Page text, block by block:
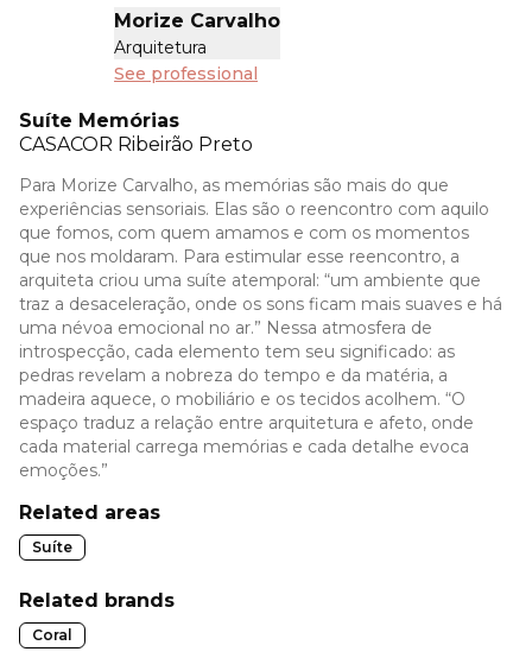
Morize Carvalho
Arquitetura
See professional
Suíte Memórias
CASACOR Ribeirão Preto
Para Morize Carvalho, as memórias são mais do que
experiências sensoriais. Elas são o reencontro com aquilo
que fomos, com quem amamos e com os momentos
que nos moldaram. Para estimular esse reencontro, a
arquiteta criou uma suíte atemporal: “um ambiente que
traz a desaceleração, onde os sons ficam mais suaves e há
uma névoa emocional no ar.” Nessa atmosfera de
introspecção, cada elemento tem seu significado: as
pedras revelam a nobreza do tempo e da matéria, a
madeira aquece, o mobiliário e os tecidos acolhem. “O
espaço traduz a relação entre arquitetura e afeto, onde
cada material carrega memórias e cada detalhe evoca
emoções.”
Related areas
Suíte
Related brands
Coral